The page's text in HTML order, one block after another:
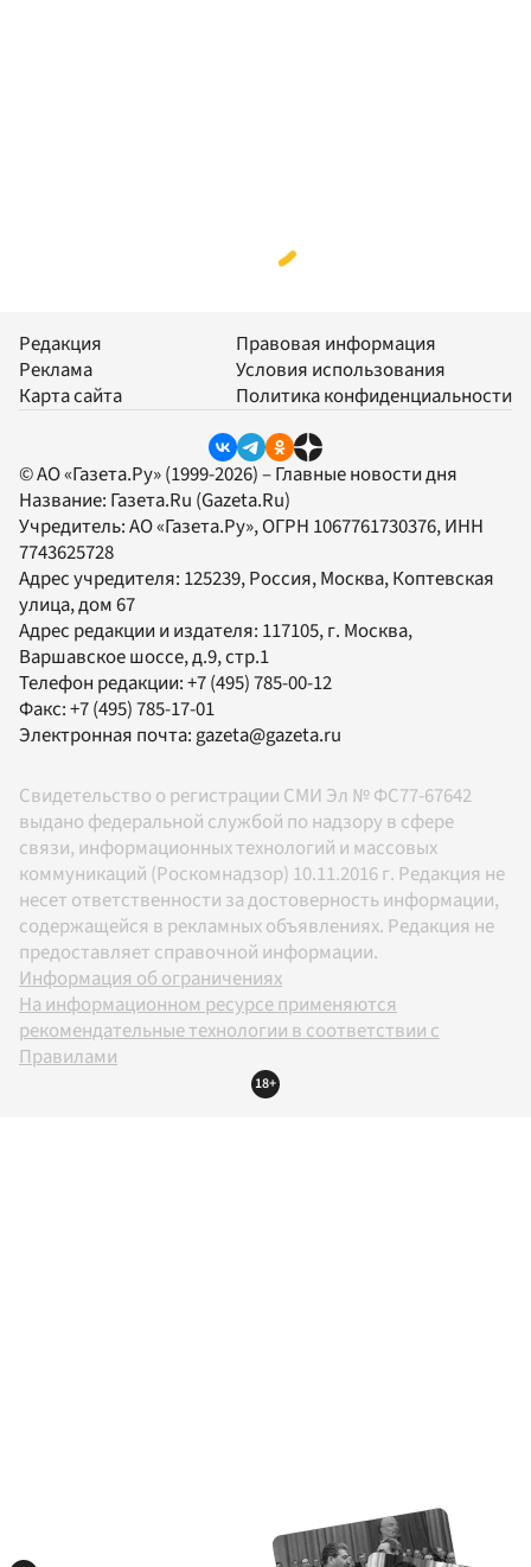
Редакция
Реклама
Карта сайта
Правовая информация
Условия использования
Политика конфиденциальности
© АО «Газета.Ру» (1999-2026) – Главные новости дня
Название: Газета.Ru (Gazeta.Ru)
Учредитель:АО «Газета.Ру», ОГРН 1067761730376, ИНН
7743625728
Адрес учредителя: 125239, Россия, Москва, Коптевская
улица, дом 67
Адрес редакции и издателя: 117105, г. Москва,
Варшавское шоссе, д.9, стр.1
Телефон редакции:+7 (495) 785-00-12
Факс:+7 (495) 785-17-01
Электронная почта:gazeta@gazeta.ru
Свидетельство о регистрации СМИ Эл № ФС77-67642
выдано федеральной службой по надзору в сфере
связи, информационных технологий и массовых
коммуникаций (Роскомнадзор) 10.11.2016 г. Редакция не
несет ответственности за достоверность информации,
содержащейся в рекламных объявлениях. Редакция не
предоставляет справочной информации.
Информация об ограничениях
На информационном ресурсе применяются
рекомендательные технологии в соответствии с
Правилами
18+